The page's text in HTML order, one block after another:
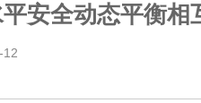
安全动态平衡相
12